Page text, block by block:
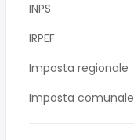
INPS
IRPEF
Imposta regionale
Imposta comunale